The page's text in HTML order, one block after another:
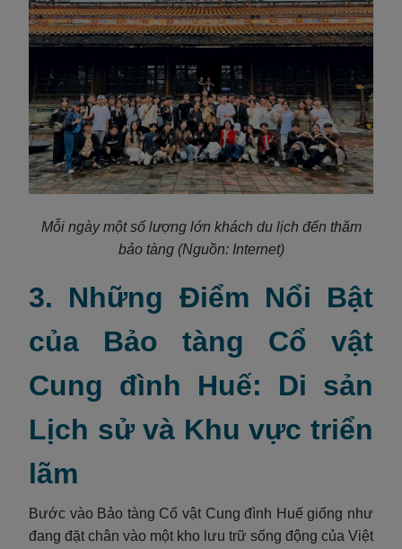
Mỗi ngàymột số lượng lớn khách du lịch đến thăm
bảo tàng (Nguồn: Internet)
3. Những Điểm Nổi Bật
của Bảo tàng Cổ vật
Cung đình Huế: Di sản
Lịch sử và Khu vực triển
lãm
Bước vào Bảo tàng Cổ vật Cung đình Huế giống như
đang đặt chân vào một kho lưu trữ sống động của Việt